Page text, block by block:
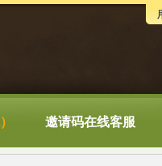
邀请码在线客服